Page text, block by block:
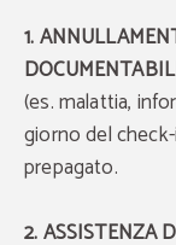
1.
(es. malattia,
giorno del
prepagato.
2. ASSISTENZA